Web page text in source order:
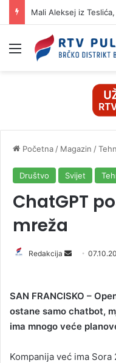
Izbornik
Početna / Magazin /
Društvo Svijet
ChatGPT
mreža
Redakcija
d
a
n
m
SAN FRANCISKO –
ostane samo chatbot,
ima mnogo veće
Kompanija već ima